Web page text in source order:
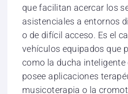
que facilitan acercar los
asistenciales a entornos
o de difícil acceso. Es el
vehículos equipados que
como la ducha inteligente
posee aplicaciones
musicoterapia o la